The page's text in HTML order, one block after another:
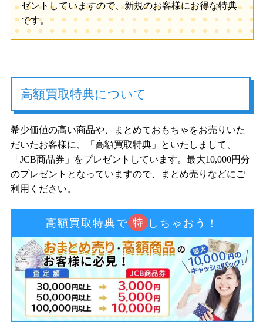
ゼントしていますので、新規のお客様にお得な特典
です。
高額買取特典について
希少価値の高い商品や、まとめておもちゃをお売りいた
だいたお客様に、「高額買取特典」といたしまして、
「JCB商品券」をプレゼントしています。最大10,000円分
のプレゼントとなっていますので、まとめ売りなどにご
利用ください。
高額買取特典で 特 しちゃおう！